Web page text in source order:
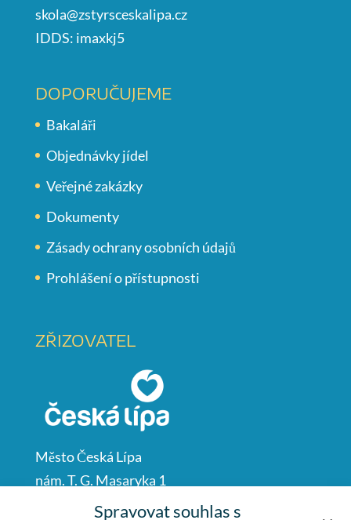
Spravovat souhlas s
skola@zstyrsceskalipa.cz
IDDS: imaxkj5
DOPORUČUJEME
Bakaláři
Objednávky jídel
Veřejné zakázky
Dokumenty
Zásady ochrany osobních údajů
Prohlášení o přístupnosti
ZŘIZOVATEL
Město Česká Lípa
nám. T. G. Masaryka 1
Česká Lípa